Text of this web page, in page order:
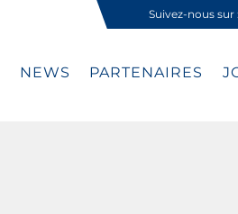
Suivez-nous sur :
NEWS PARTENAIRES